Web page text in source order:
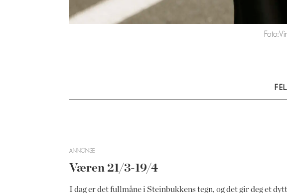
Foto:
ANNONSE
Væren 21/3-19/4
I dag er det fullmåne i Steinbukkens tegn, og det gir deg et